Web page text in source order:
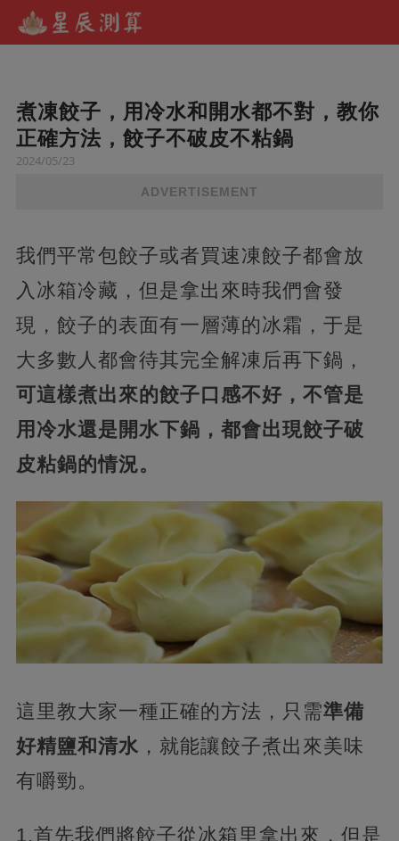
煮凍餃子，用冷水和開水都不對，教你
正確方法，餃子不破皮不粘鍋
2024/05/23
ADVERTISEMENT
我們平常包餃子或者買速凍餃子都會放
入冰箱冷藏，但是拿出來時我們會發
現，餃子的表面有一層薄的冰霜，于是
大多數人都會待其完全解凍后再下鍋，
可這樣煮出來的餃子口感不好，不管是
用冷水還是開水下鍋，都會出現餃子破
皮粘鍋的情況。
這里教大家一種正確的方法，只需準備
好精鹽和清水 ，就能讓餃子煮出來美味
有嚼勁。
1.首先我們將餃子從冰箱里拿出來，但是